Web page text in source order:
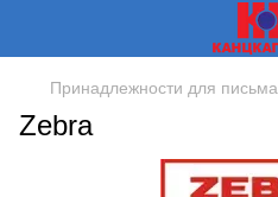
Принадлежности для письма
Zebra